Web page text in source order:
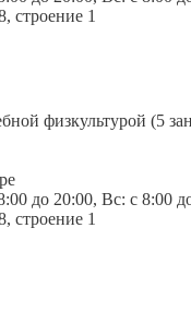
строение 1
физкультурой (5
до 20:00, Вс: c 8:00
строение 1